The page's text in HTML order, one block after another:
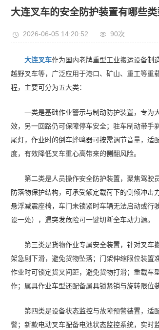
大连叉车的安全防护装置有哪些类
2026-06-05 14:20:52 90次
大连叉车作为国内老牌重型工业搬运设备制
越野叉车等，广泛应用于港口、矿山、重工等重
程，主要可分为五大类：
一类是基础作业警示与制动防护装置，专为
效，另一回路仍可保障停车安全；驻车制动带手
尾灯，作业时的倒车蜂鸣器可按需调节音量，
度，有效降低叉车重心高带来的侧翻风险。
第二类是人员操作安全防护装置，聚焦驾驶
防落物保护结构，可承受额定载荷下的侧倾冲
悬浮减震座椅，车门未锁紧时车辆无法启动或行
设一处），遇突发危险可一键切断全车动力源。
第三类是货物作业专属安全装置，针对叉车
架急剧下滑，避免货物坠落；门架伸缩限位装置
作业时可锁定货叉间距，避免货物打滑；重载车
作；属具作业车型还配备属具锁紧销与旋转限位
第四类是设备状态监控与故障预警装置，适
警；新款电动叉车配备电池状态监控系统，实时